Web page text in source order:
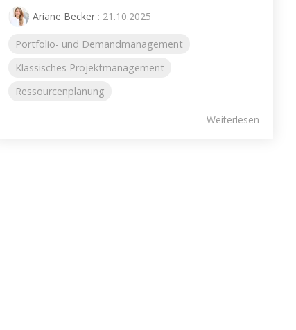
Ariane Becker : 21.10.2025
Portfolio- und Demandmanagement
Klassisches Projektmanagement
Ressourcenplanung
Weiterlesen